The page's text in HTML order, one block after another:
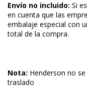
Envío no incluido: Si
en cuenta que las
embalaje especial con
total de la compra.
Nota: Henderson no
traslado